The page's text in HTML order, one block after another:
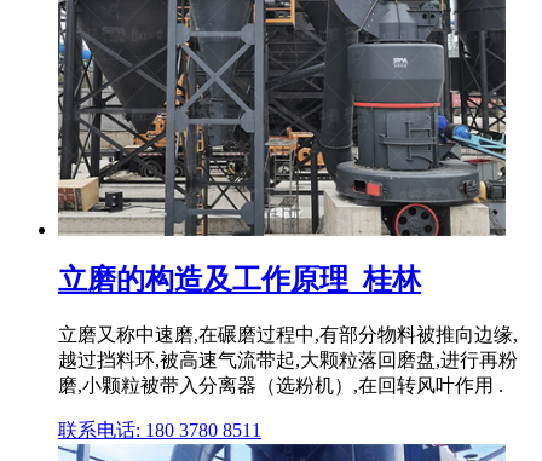
立磨的构造及工作原理_桂林
立磨又称中速磨,在碾磨过程中,有部分物料被推向边缘,
越过挡料环,被高速气流带起,大颗粒落回磨盘,进行再粉
磨,小颗粒被带入分离器（选粉机）,在回转风叶作用 .
联系电话: 180 3780 8511